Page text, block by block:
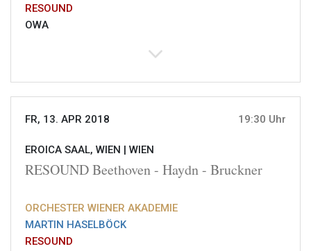
RESOUND
OWA
FR, 13. APR 2018 19:30 Uhr
EROICA SAAL, WIEN | WIEN
RESOUND Beethoven - Haydn - Bruckner
ORCHESTER WIENER AKADEMIE
MARTIN HASELBÖCK
RESOUND